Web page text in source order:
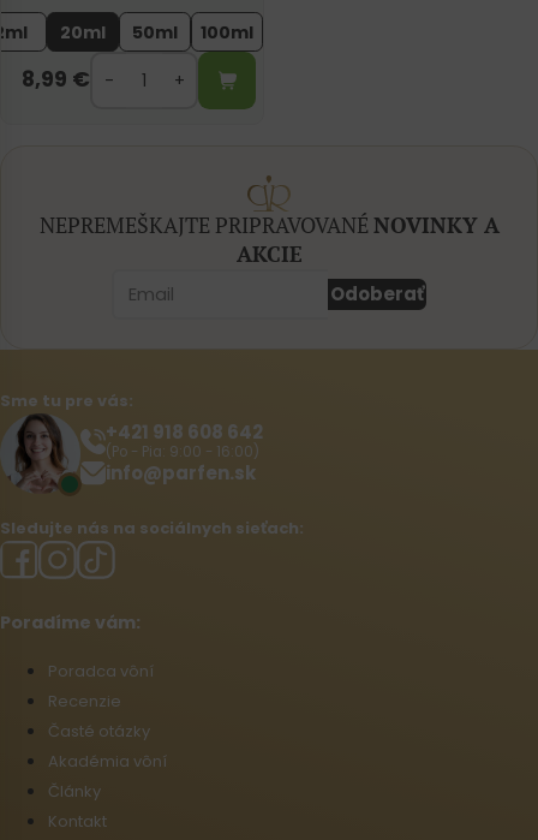
20ml 50ml 100ml
8,99 €
NEPREMEŠKAJTE PRIPRAVOVANÉ NOVINKY A
AKCIE
Odoberať
Sme tu pre vás:
+421 918 608 642‬
(Po - Pia: 9:00 - 16:00)
info@parfen.sk
Sledujte nás na sociálnych sieťach:
Poradíme vám:
Poradca vôní
Recenzie
Časté otázky
Akadémia vôní
Články
Kontakt